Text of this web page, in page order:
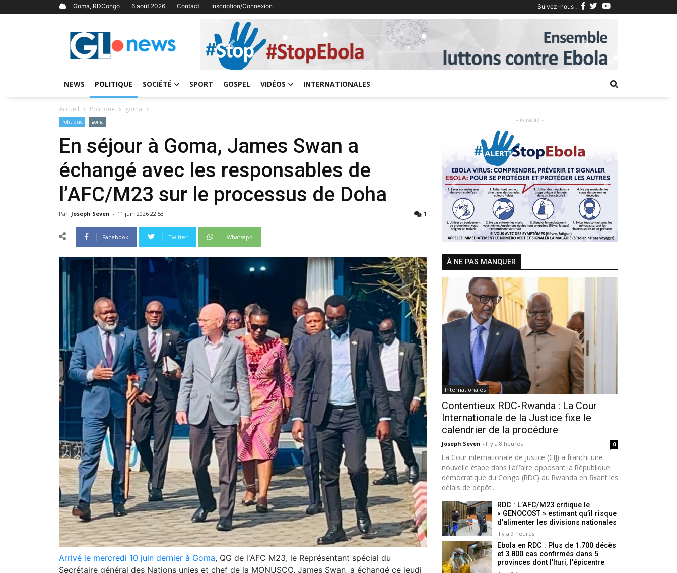
Goma, RDCongo 6 août 2026 Contact Inscription/Connexion Suivez-nous :
Previous Next
NEWS POLITIQUE SOCIÉTÉ SPORT GOSPEL VIDÉOS INTERNATIONALES
Accueil Politique goma
Politique goma
En séjour à Goma, James Swan a
échangé avec les responsables de
l’AFC/M23 sur le processus de Doha
Par Joseph Seven - 11 juin 2026 22:53 1
Facebook Twitter Whatsapp
Arrivé le mercredi 10 juin dernier à Goma, QG de l'AFC M23, le Représentant spécial du
Secrétaire général des Nations unies et chef de la MONUSCO, James Swan, a échangé ce jeudi
- Publicité -
Previous Next
À NE PAS MANQUER
Internationales
Contentieux RDC-Rwanda : La Cour
Internationale de la Justice fixe le
calendrier de la procédure
Joseph Seven - Il y a 8 heures 0
La Cour internationale de Justice (CIJ) a franchi une
nouvelle étape dans l'affaire opposant la République
démocratique du Congo (RDC) au Rwanda en fixant les
délais de dépôt...
RDC : L’AFC/M23 critique le
« GENOCOST » estimant qu’il risque
d'alimenter les divisions nationales
Il y a 9 heures
Ebola en RDC : Plus de 1.700 décès
et 3.800 cas confirmés dans 5
provinces dont l’Ituri, l'épicentre